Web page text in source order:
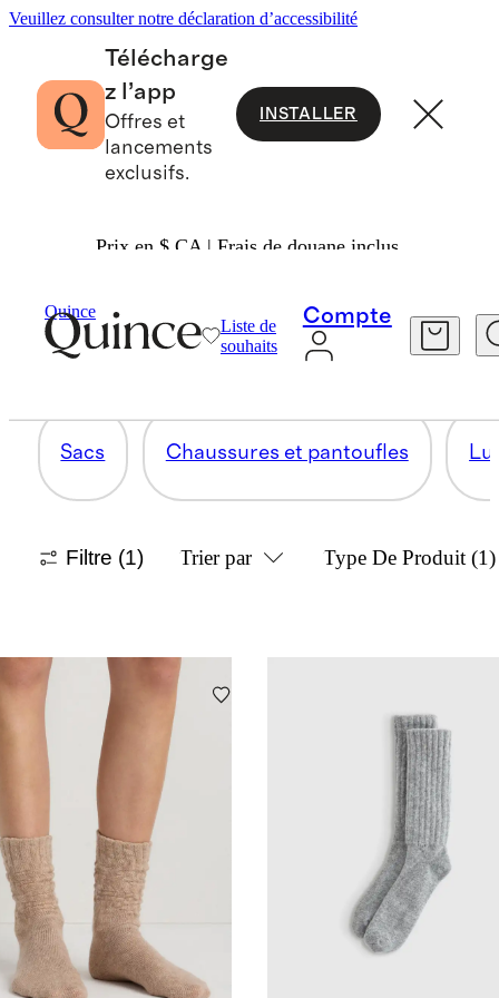
Veuillez consulter notre déclaration d’accessibilité
Télécharge
z l’app
Offres et
lancements
exclusifs.
INSTALLER
Prix en $ CA | Frais de douane inclus.
Quince
Liste de
souhaits
Compte
CHAUSSETTES
7 articles
Sacs Chaussures et pantoufles
Filtre (1) Trier par Type De Produit (1)